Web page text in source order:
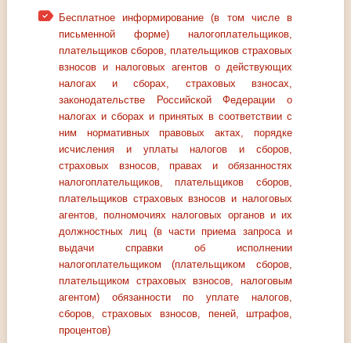
Бесплатное информирование (в том числе в
письменной форме) налогоплательщиков,
плательщиков сборов, плательщиков страховых
взносов и налоговых агентов о действующих
налогах и сборах, страховых взносах,
законодательстве Российской Федерации о
налогах и сборах и принятых в соответствии с
ним нормативных правовых актах, порядке
исчисления и уплаты налогов и сборов,
страховых взносов, правах и обязанностях
налогоплательщиков, плательщиков сборов,
плательщиков страховых взносов и налоговых
агентов, полномочиях налоговых органов и их
должностных лиц (в части приема запроса и
выдачи справки об исполнении
налогоплательщиком (плательщиком сборов,
плательщиком страховых взносов, налоговым
агентом) обязанности по уплате налогов,
сборов, страховых взносов, пеней, штрафов,
процентов)